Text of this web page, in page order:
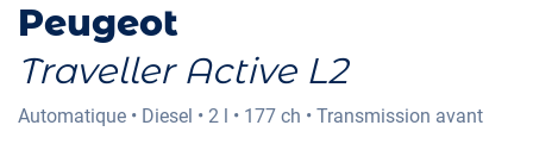
Peugeot
Traveller Active L2
Automatique • Diesel • 2 l • 177 ch • Transmission avant